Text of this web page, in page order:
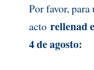
Por favor,
actorellenad
4 de agosto: